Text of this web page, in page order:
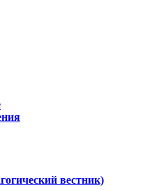
вестник)